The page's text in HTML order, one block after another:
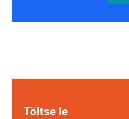
Töltse le